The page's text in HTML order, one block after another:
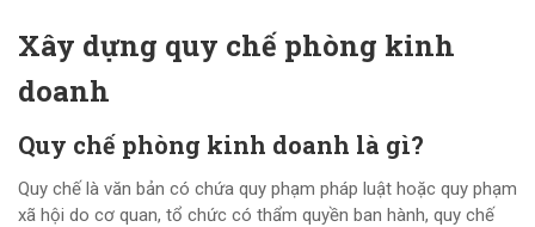
Xây dựng quy chế phòng kinh
doanh
Quy chế phòng kinh doanh là gì?
Quy chế là văn bản có chứa quy phạm pháp luật hoặc quy phạm
xã hội do cơ quan, tổ chức có thẩm quyền ban hành, quy chế